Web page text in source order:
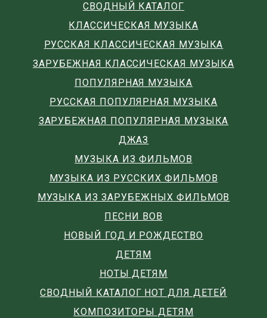
СВОДНЫЙ КАТАЛОГ
КЛАССИЧЕСКАЯ МУЗЫКА
РУССКАЯ КЛАССИЧЕСКАЯ МУЗЫКА
ЗАРУБЕЖНАЯ КЛАССИЧЕСКАЯ МУЗЫКА
ПОПУЛЯРНАЯ МУЗЫКА
РУССКАЯ ПОПУЛЯРНАЯ МУЗЫКА
ЗАРУБЕЖНАЯ ПОПУЛЯРНАЯ МУЗЫКА
ДЖАЗ
МУЗЫКА ИЗ ФИЛЬМОВ
МУЗЫКА ИЗ РУССКИХ ФИЛЬМОВ
МУЗЫКА ИЗ ЗАРУБЕЖНЫХ ФИЛЬМОВ
ПЕСНИ ВОВ
НОВЫЙ ГОД И РОЖДЕСТВО
ДЕТЯМ
НОТЫ ДЕТЯМ
СВОДНЫЙ КАТАЛОГ НОТ ДЛЯ ДЕТЕЙ
КОМПОЗИТОРЫ ДЕТЯМ